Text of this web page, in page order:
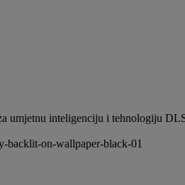
umjetnu inteligenciju i tehnologiju